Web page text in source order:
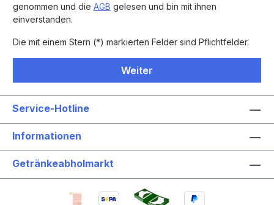
genommen und die AGB gelesen und bin mit ihnen
einverstanden.
Die mit einem Stern (*) markierten Felder sind Pflichtfelder.
Weiter
Service-Hotline
Informationen
Getränkeabholmarkt